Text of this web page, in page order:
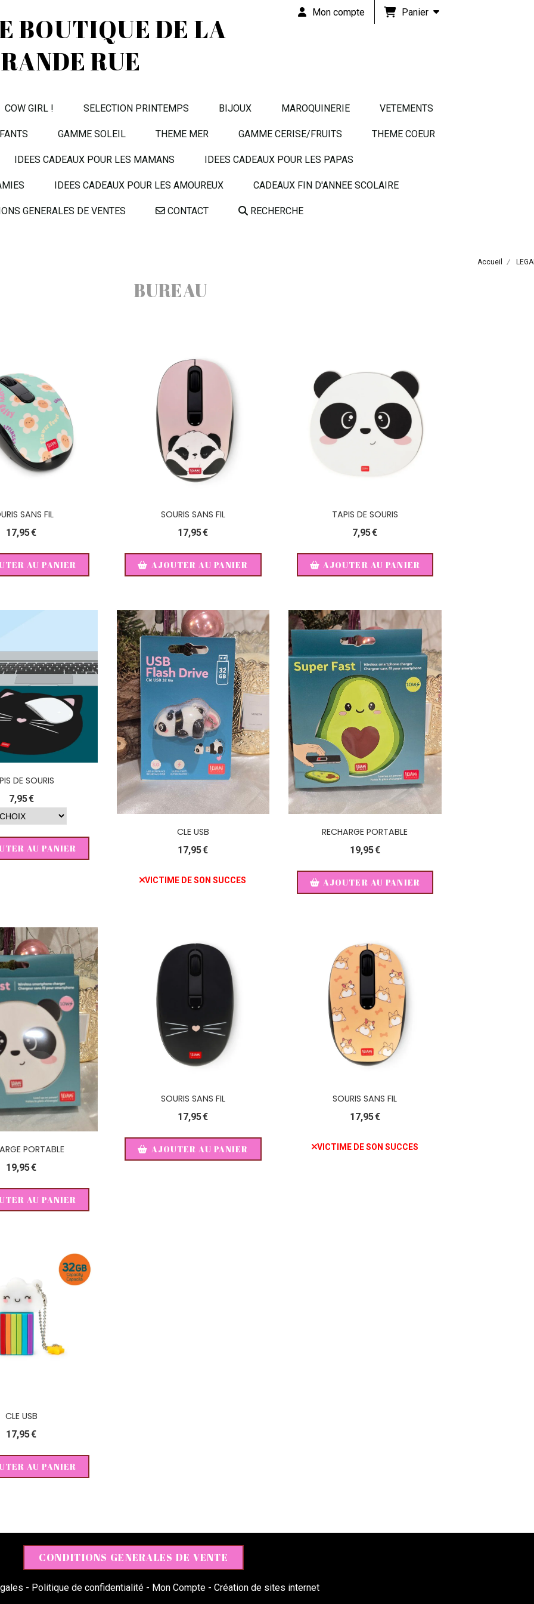
BOUTIQUE DE LA
RUE
Mon compte Panier
COW GIRL ! SELECTION PRINTEMPS BIJOUX MAROQUINERIE VETEMENTS
GAMME SOLEIL THEME MER GAMME CERISE/FRUITS THEME COEUR
IDEES CADEAUX POUR LES MAMANS IDEES CADEAUX POUR LES PAPAS
IDEES CADEAUX POUR LES AMOUREUX CADEAUX FIN D'ANNEE SCOLAIRE
GENERALES DE VENTES CONTACT RECHERCHE
Accueil
BUREAU
SANS FIL
17,95€
AU PANIER
SOURIS SANS FIL
17,95€
AJOUTER AU PANIER
TAPIS DE SOURIS
7,95€
AJOUTER AU PANIER
DE SOURIS
7,95€
AU PANIER
CLE USB
17,95€
VICTIME DE SON SUCCES
RECHARGE PORTABLE
19,95€
AJOUTER AU PANIER
PORTABLE
19,95€
AU PANIER
SOURIS SANS FIL
17,95€
AJOUTER AU PANIER
SOURIS SANS FIL
17,95€
VICTIME DE SON SUCCES
CLE USB
17,95€
AU PANIER
CONDITIONS GENERALES DE VENTE
Politique de confidentialité Mon Compte Création de sites internet